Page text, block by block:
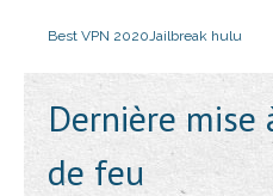
Best VPN 2020Jailbreak hulu
Dernière
de feu